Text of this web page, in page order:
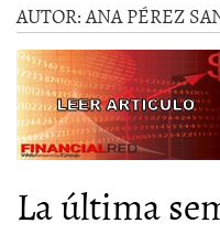
AUTOR:ANA PÉREZ
La última